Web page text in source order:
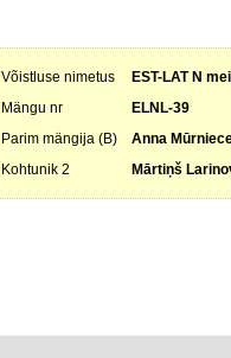
Võistluse nimetus
EST-LAT N
Mängu nr
ELNL-39
Parim mängija (B)
Anna
Kohtunik 2 Mārtiņš